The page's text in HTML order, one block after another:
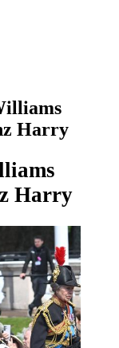
Harry
Harry